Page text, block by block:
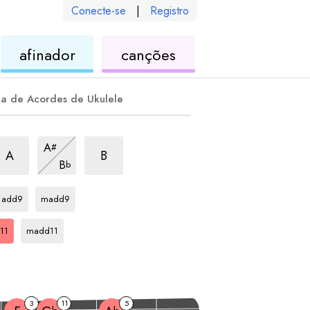
Conecte-se | Registro
afinadorukulelecanções
de Acordes de Ukulele
A
A#
arpejo
Bb
add11
B
Db
add9
madd9
madd11
3 11 5